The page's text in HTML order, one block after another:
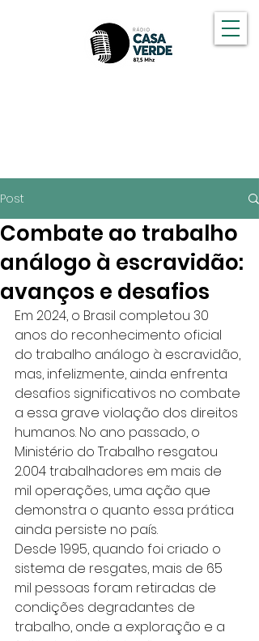
Post
Combate ao trabalho
análogo à escravidão:
avanços e desafios
Em 2024, o Brasil completou 30
anos do reconhecimento oficial
do trabalho análogo à escravidão,
mas, infelizmente, ainda enfrenta
desafios significativos no combate
a essa grave violação dos direitos
humanos. No ano passado, o
Ministério do Trabalho resgatou
2.004 trabalhadores em mais de
mil operações, uma ação que
demonstra o quanto essa prática
ainda persiste no país.
Desde 1995, quando foi criado o
sistema de resgates, mais de 65
mil pessoas foram retiradas de
condições degradantes de
trabalho, onde a exploração e a